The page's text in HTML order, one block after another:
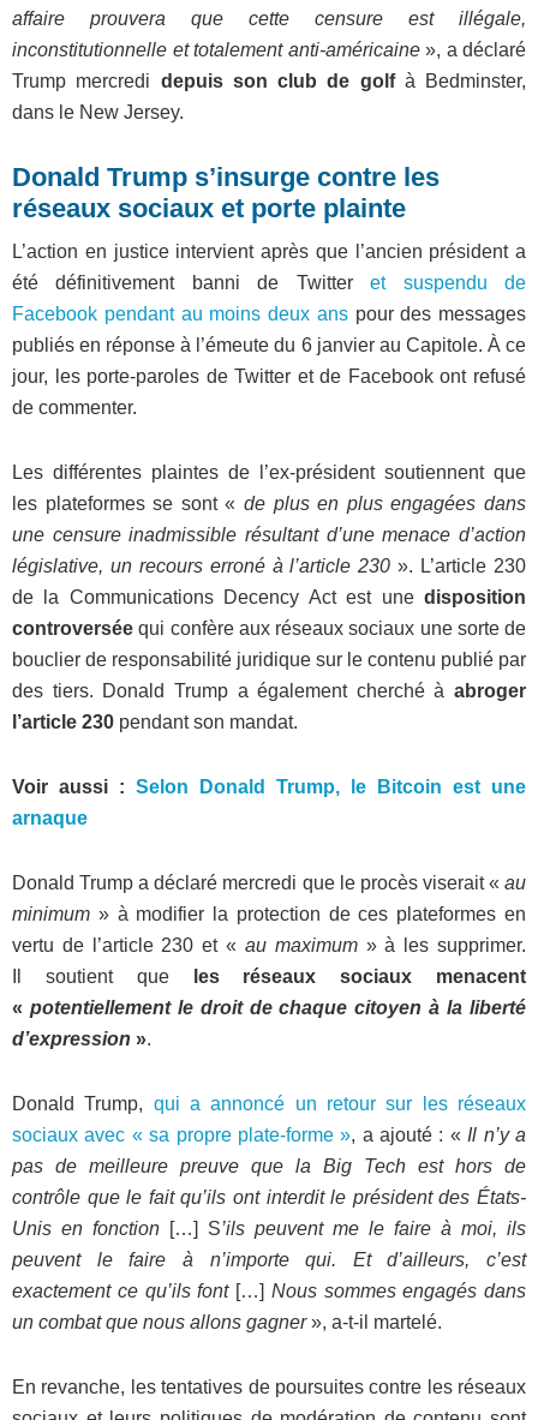
affaire prouvera que cette censure est illégale,
inconstitutionnelle et totalement anti-américaine», a déclaré
Trump mercredi depuis son club de golfà Bedminster,
dans le New Jersey.
Donald Trump s’insurge contre les
réseaux sociaux et porte plainte
L’action en justice intervient après que l’ancien président a
été définitivement banni de Twitteret suspendu de
Facebook pendant au moins deux anspour des messages
publiés en réponse à l’émeute du 6 janvier au Capitole. À ce
jour, les porte-paroles de Twitter et de Facebook ont ​​refusé
de commenter.
Les différentes plaintes de l’ex-président soutiennent que
les plateformes se sont « de plus en plus engagées dans
une censure inadmissible résultant d’une menace d’action
législative, un recours erroné à l’article 230 ». L’article 230
de la Communications Decency Act est une disposition
controversée qui confère aux réseaux sociaux une sorte de
bouclier de responsabilité juridique sur le contenu publié par
des tiers. Donald Trump a également cherché à abroger
l’article 230 pendant son mandat.
Voir aussi : Selon Donald Trump, le Bitcoin est une
arnaque
Donald Trump a déclaré mercredi que le procès viserait « au
minimum » à modifier la protection de ces plateformes en
vertu de l’article 230 et « au maximum» à les supprimer.
Il soutient queles réseaux sociaux menacent
« potentiellement le droit de chaque citoyen à la liberté
d’expression ».
Donald Trump, qui a annoncé un retour sur les réseaux
sociaux avec « sa propre plate-forme », a ajouté : « Il n’y a
pas de meilleure preuve que la Big Tech est hors de
contrôle que le fait qu’ils ont interdit le président des États-
Unis en fonction […] S’ils peuvent me le faire à moi, ils
peuvent le faire à n’importe qui. Et d’ailleurs, c’est
exactement ce qu’ils font[…] Nous sommes engagés dans
un combat que nous allons gagner», a-t-il martelé.
En revanche, les tentatives de poursuites contre les réseaux